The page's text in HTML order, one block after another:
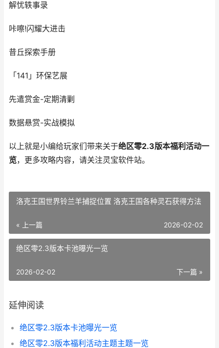
解忧轶事录
咔嚓!闪耀大进击
昔丘探索手册
「141」环保艺展
先遣赏金-定期清剿
数据悬赏-实战模拟
以上就是小编给玩家们带来关于绝区零2.3版本福利活动一
览，更多攻略内容，请关注灵宝软件站。
洛克王国世界铃兰羊捕捉位置 洛克王国各种灵石获得方法
« 上一篇 2026-02-02
绝区零2.3版本卡池曝光一览
下一篇 »
2026-02-02
延伸阅读
绝区零2.3版本卡池曝光一览
绝区零2.3版本福利活动主题主题一览